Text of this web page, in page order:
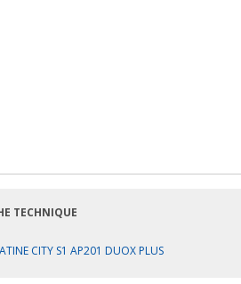
TECHNIQUE
CITY S1 AP201 DUOX PLUS